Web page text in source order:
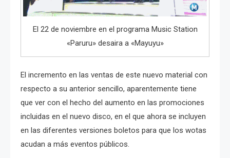
El 22 de noviembre en el programa Music Station
«Paruru» desaira a «Mayuyu»
El incremento en las ventas de este nuevo material con
respecto a su anterior sencillo, aparentemente tiene
que ver con el hecho del aumento en las promociones
incluidas en el nuevo disco, en el que ahora se incluyen
en las diferentes versiones boletos para que los wotas
acudan a más eventos públicos.